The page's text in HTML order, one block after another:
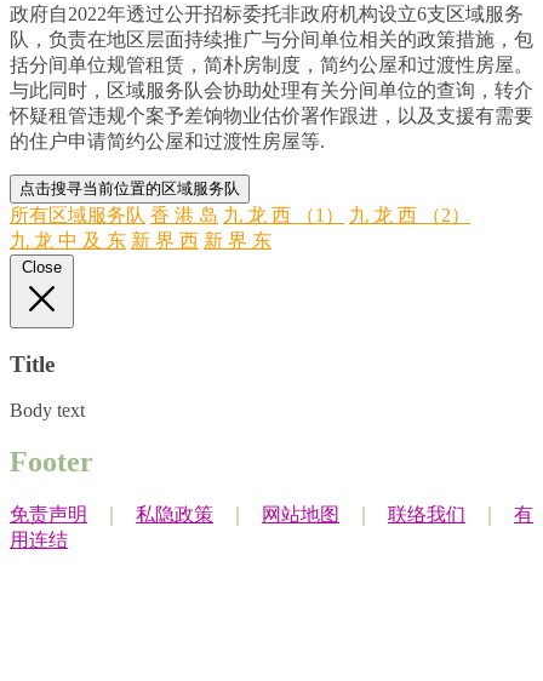
政府自2022年透过公开招标委托非政府机构设立6支区域服务
队，负责在地区层面持续推广与分间单位相关的政策措施，包
括分间单位规管租赁，简朴房制度，简约公屋和过渡性房屋。
与此同时，区域服务队会协助处理有关分间单位的查询，转介
怀疑租管违规个案予差饷物业估价署作跟进，以及支援有需要
的住户申请简约公屋和过渡性房屋等.
点击搜寻当前位置的区域服务队
所有区域服务队 香 港 岛 九 龙 西 （1）
九 龙 西 （2）
九 龙 中 及 东 新 界 西 新 界 东
Close
Title
Body text
Footer
免责声明 私隐政策 网站地图 联络我们
有
用连结